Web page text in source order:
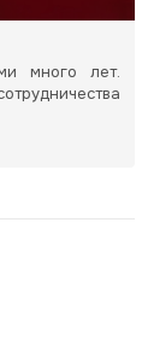
много лет.